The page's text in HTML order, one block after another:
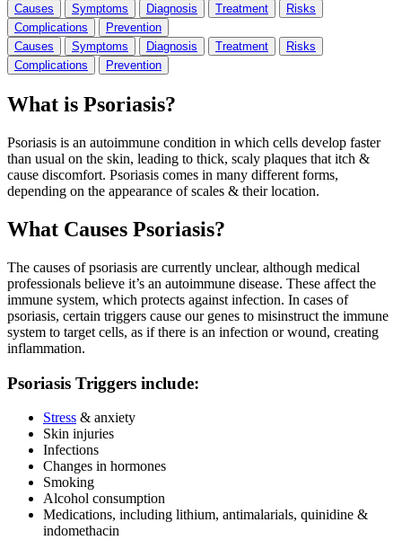
Causes Symptoms Diagnosis Treatment
Risks
Complications
Prevention
Causes
Symptoms Diagnosis Treatment
Risks
Complications
Prevention
What is Psoriasis?
Psoriasis is an autoimmune condition in which cells develop faster
than usual on the skin, leading to thick, scaly plaques that itch &
cause discomfort. Psoriasis comes in many different forms,
depending on the appearance of scales & their location.
What Causes Psoriasis?
The causes of psoriasis are currently unclear, although medical
professionals believe it’s an autoimmune disease. These affect the
immune system, which protects against infection. In cases of
psoriasis, certain triggers cause our genes to misinstruct the immune
system to target cells, as if there is an infection or wound, creating
inflammation.
Psoriasis Triggers include:
Stress & anxiety
Skin injuries
Infections
Changes in hormones
Smoking
Alcohol consumption
Medications, including lithium, antimalarials, quinidine &
indomethacin